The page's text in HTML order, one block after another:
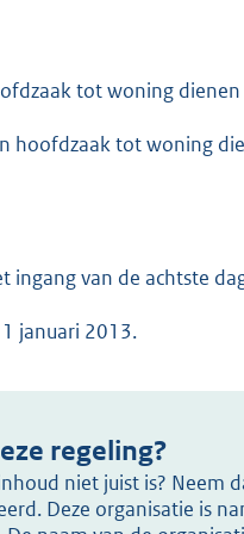
tot woning
hoofdzaak tot woning
van de achtste
januari 2013.
regeling?
niet juist is? Neem
Deze organisatie is